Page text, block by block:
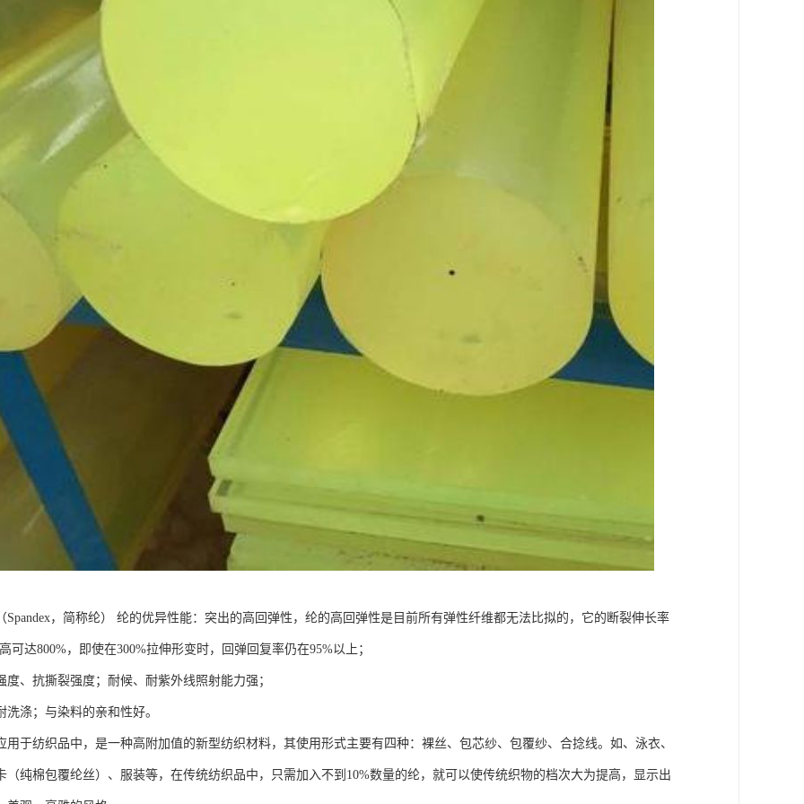
Spandex，简称纶） 纶的优异性能：突出的高回弹性，纶的高回弹性是目前所有弹性纤维都无法比拟的，它的断裂伸长率
可达800%，即使在300%拉伸形变时，回弹回复率仍在95%以上；
度、抗撕裂强度；耐候、耐紫外线照射能力强；
洗涤；与染料的亲和性好。
用于纺织品中，是一种高附加值的新型纺织材料，其使用形式主要有四种：裸丝、包芯纱、包覆纱、合捻线。如、泳衣、
（纯棉包覆纶丝）、服装等，在传统纺织品中，只需加入不到10%数量的纶，就可以使传统织物的档次大为提高，显示出